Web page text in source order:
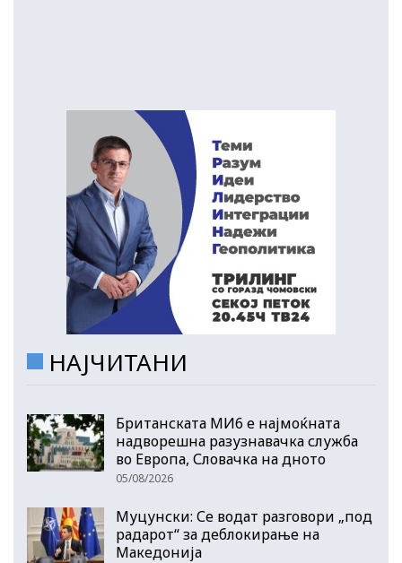
НАЈЧИТАНИ
Британската МИ6 е најмоќната
надворешна разузнавачка служба
во Европа, Словачка на дното
05/08/2026
Муцунски: Се водат разговори „под
радарот“ за деблокирање на
Македонија